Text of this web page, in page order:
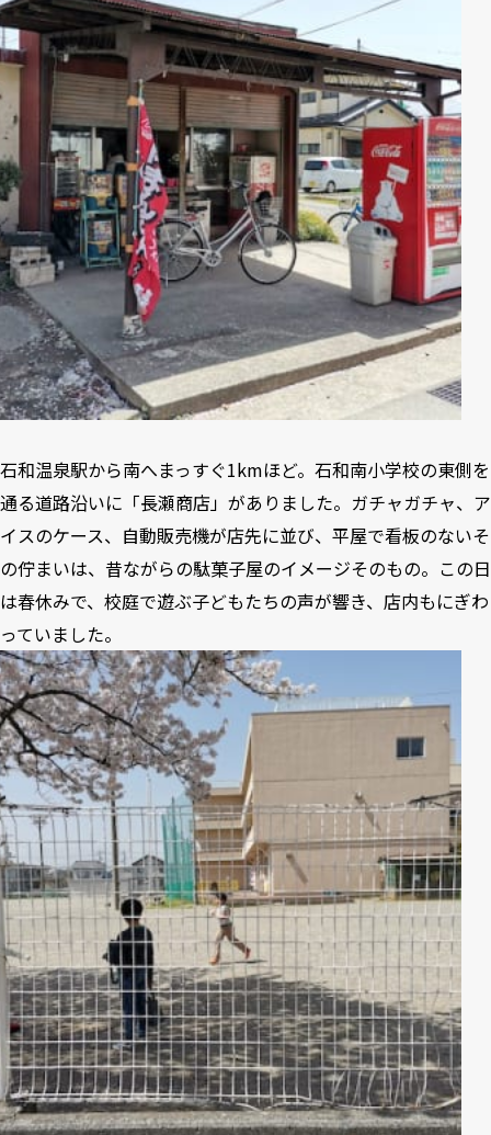
石和温泉駅から南へまっすぐ1kmほど。石和南小学校の東側を
通る道路沿いに「長瀬商店」がありました。ガチャガチャ、ア
イスのケース、自動販売機が店先に並び、平屋で看板のないそ
の佇まいは、昔ながらの駄菓子屋のイメージそのもの。この日
は春休みで、校庭で遊ぶ子どもたちの声が響き、店内もにぎわ
っていました。